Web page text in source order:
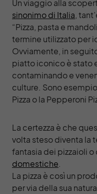
Un viaggio alla
sinonimo di Italia ,
“Pizza, pasta e
termine utilizzato per
Ovviamente, in
piatto iconico è stato
contaminando e
culture. Sono
Pizza o la Pepperoni
La certezza è che
volta steso diventa la
fantasia dei pizzaioli
domestiche
La pizza è così un
per via della sua